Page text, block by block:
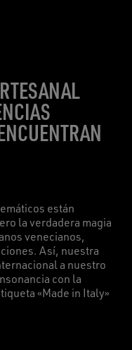
están
la verdadera magia
venecianos,
Así, nuestra
a nuestro
con la
«Made in Italy»